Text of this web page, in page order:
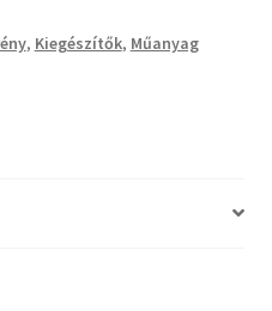
, Kiegészítők, Műanyag